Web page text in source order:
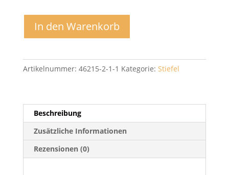
Boot
Develab
In den Warenkorb
Artikelnummer: 46215-2-1-1 Kategorie: Stiefel
Beschreibung
Zusätzliche Informationen
Rezensionen (0)